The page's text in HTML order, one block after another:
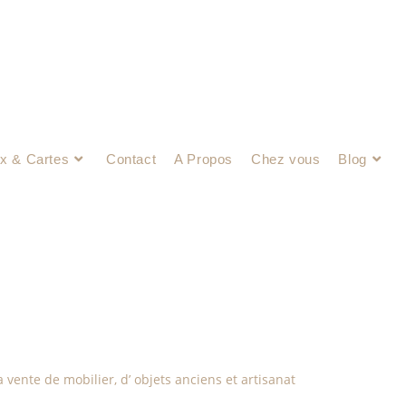
& Cartes Contact A Propos Chez vous Blog
de mobilier, d’ objets anciens et artisanat